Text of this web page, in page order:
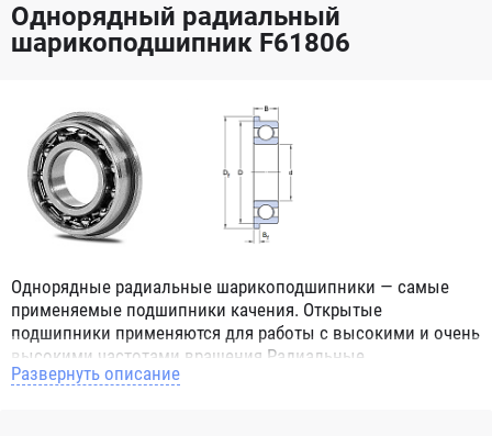
Однорядный радиальный
шарикоподшипник F61806
Однорядные радиальные шарикоподшипники — самые
применяемые подшипники качения. Открытые
подшипники применяются для работы с высокими и очень
высокими частотами вращения.Радиальные
шарикоподшипники обозначением 2Z ZZ с обеих сторон
Развернуть описание